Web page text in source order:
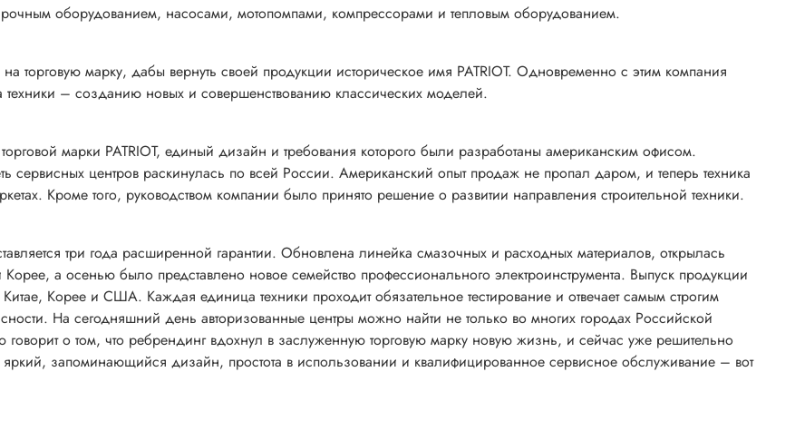
оборудованием, насосами, мотопомпами, компрессорами и тепловым оборудованием.
торговую марку, дабы вернуть своей продукции историческое имя PATRIOT. Одновременно с этим компания
– созданию новых и совершенствованию классических моделей.
марки PATRIOT, единый дизайн и требования которого были разработаны американским офисом.
сервисных центров раскинулась по всей России. Американский опыт продаж не пропал даром, и теперь техника
Кроме того, руководством компании было принято решение о развитии направления строительной техники.
три года расширенной гарантии. Обновлена линейка смазочных и расходных материалов, открылась
а осенью было представлено новое семейство профессионального электроинструмента. Выпуск продукции
Корее и США. Каждая единица техники проходит обязательное тестирование и отвечает самым строгим
На сегодняшний день авторизованные центры можно найти не только во многих городах Российской
о том, что ребрендинг вдохнул в заслуженную торговую марку новую жизнь, и сейчас уже решительно
яркий, запоминающийся дизайн, простота в использовании и квалифицированное сервисное обслуживание – вот